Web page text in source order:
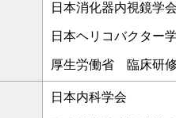
日本消化器内視鏡学
日本ヘリコバクター
厚生労働省 臨床研
日本内科学会